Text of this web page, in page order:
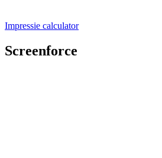
Impressie calculator
Screenforce